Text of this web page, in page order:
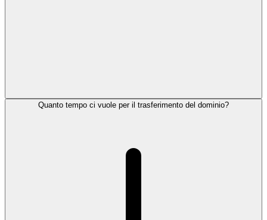
Quanto tempo ci vuole per il trasferimento del dominio?